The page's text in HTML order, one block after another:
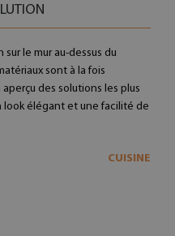
pierre
Crédences de cuisine en verre
en bois
le mur au-dessus du
sont à la fois
des solutions les plus
élégant et une facilité de
CUISINE